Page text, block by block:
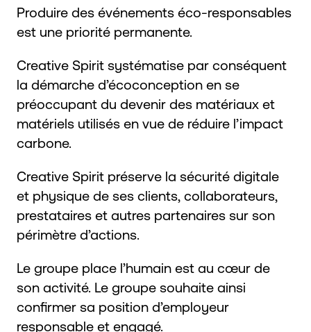
Produire des événements éco-responsables
est une priorité permanente.
Creative Spirit systématise par conséquent
la démarche d’écoconception en se
préoccupant du devenir des matériaux et
matériels utilisés en vue de réduire l’impact
carbone.
Creative Spirit préserve la sécurité digitale
et physique de ses clients, collaborateurs,
prestataires et autres partenaires sur son
périmètre d’actions.
Le groupe place l’humain est au cœur de
son activité. Le groupe souhaite ainsi
confirmer sa position d’employeur
responsable et engagé.